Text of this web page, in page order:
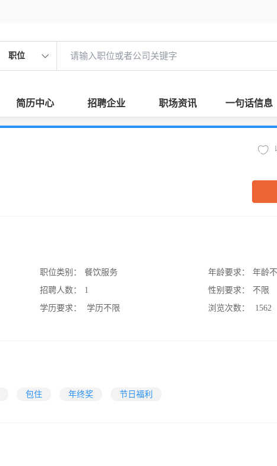
职位
简历中心 招聘企业 职场资讯 一句话信息
职位类别：
餐饮服务
招聘人数：
1
学历要求：
学历不限
年龄要求：
年龄
性别要求：
不限
浏览次数：
1562
包住 年终奖 节日福利